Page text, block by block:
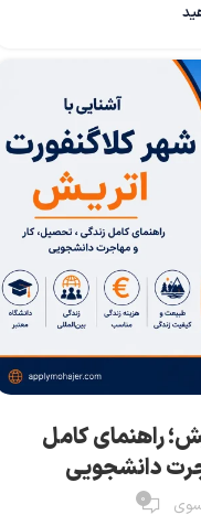
راهنمای کامل
دانشجویی
0